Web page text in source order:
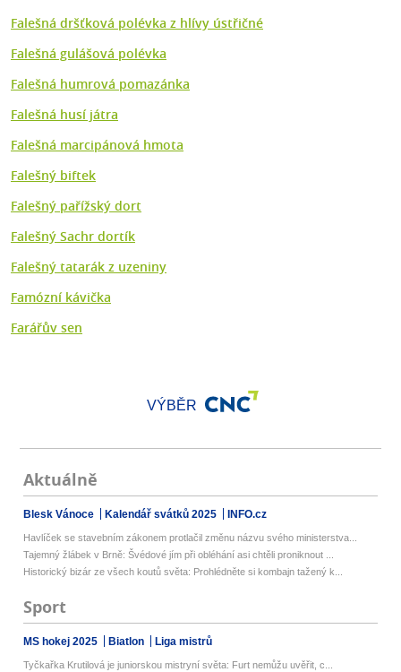
Falešná dršťková polévka z hlívy ústřičné
Falešná gulášová polévka
Falešná humrová pomazánka
Falešná husí játra
Falešná marcipánová hmota
Falešný biftek
Falešný pařížský dort
Falešný Sachr dortík
Falešný tatarák z uzeniny
Famózní kávička
Farářův sen
VÝBĚR
Aktuálně
Blesk Vánoce Kalendář svátků 2025 INFO.cz
Havlíček se stavebním zákonem protlačil změnu názvu svého ministerstva...
Tajemný žlábek v Brně: Švédové jím při obléhání asi chtěli proniknout ...
Historický bizár ze všech koutů světa: Prohlédněte si kombajn tažený k...
Sport
MS hokej 2025 Biatlon Liga mistrů
Tyčkařka Krutilová je juniorskou mistryní světa: Furt nemůžu uvěřit, c...